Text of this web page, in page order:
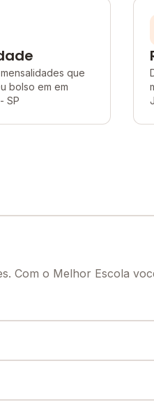
que
bolso em em
SP
Com o Melhor Escola